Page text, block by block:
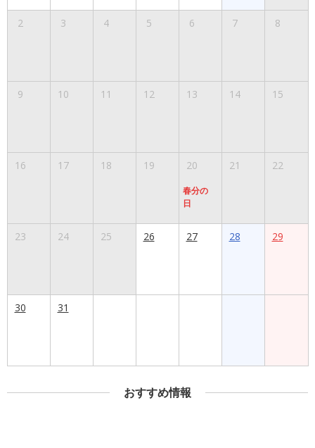
2 3 4 5 6 7 8
9 10 11 12 13 14 15
16 17 18 19 20
春分の
日
21 22
23 24 25 26 27 28 29
30 31
おすすめ情報